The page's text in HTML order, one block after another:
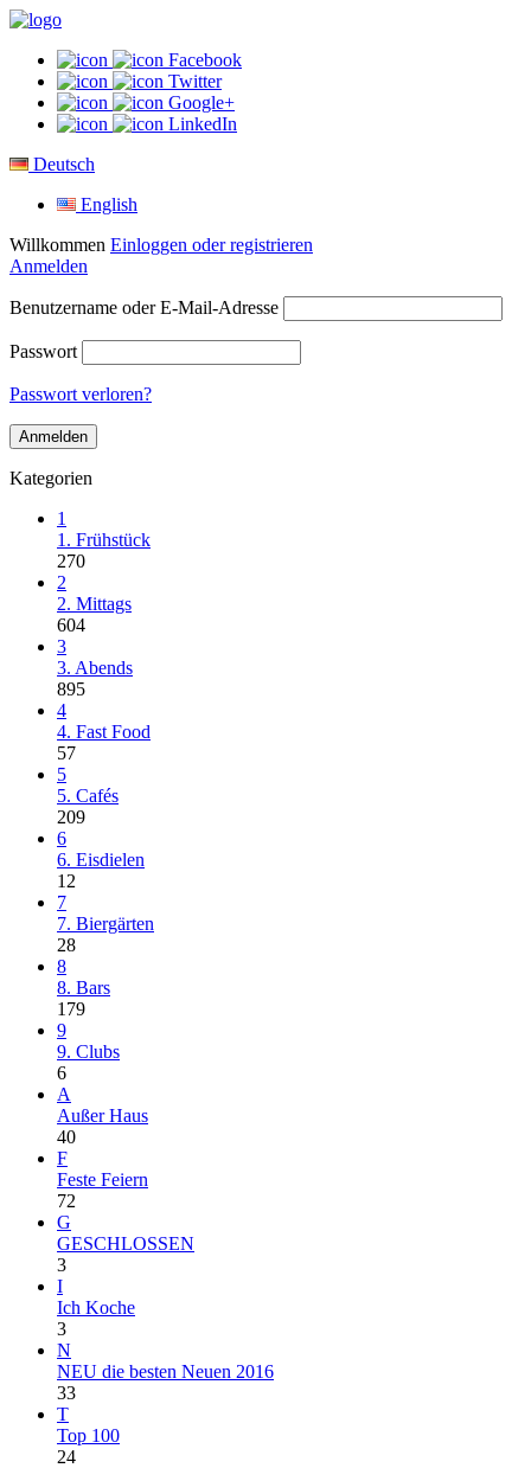
Facebook
Twitter
Google+
LinkedIn
Deutsch
English
Willkommen Einloggen oder registrieren
Anmelden
Benutzername oder E-Mail-Adresse
Passwort
Passwort verloren?
Kategorien
1
1. Frühstück
270
2
2. Mittags
604
3
3. Abends
895
4
4. Fast Food
57
5
5. Cafés
209
6
6. Eisdielen
12
7
7. Biergärten
28
8
8. Bars
179
9
9. Clubs
6
A
Außer Haus
40
F
Feste Feiern
72
G
GESCHLOSSEN
3
I
Ich Koche
3
N
NEU die besten Neuen 2016
33
T
Top 100
24